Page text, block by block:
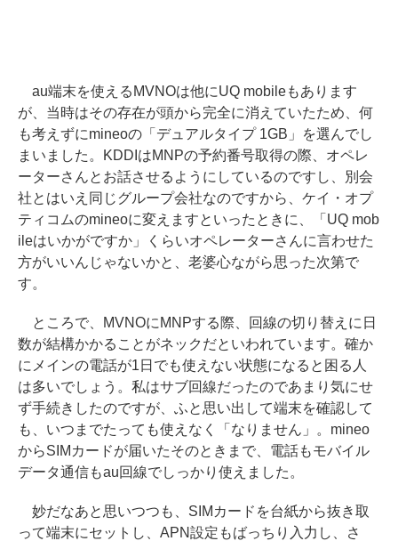
au端末を使えるMVNOは他にUQ mobileもあります
が、当時はその存在が頭から完全に消えていたため、何
も考えずにmineoの「デュアルタイプ 1GB」を選んでし
まいました。KDDIはMNPの予約番号取得の際、オペレ
ーターさんとお話させるようにしているのですし、別会
社とはいえ同じグループ会社なのですから、ケイ・オプ
ティコムのmineoに変えますといったときに、「UQ mob
ileはいかがですか」くらいオペレーターさんに言わせた
方がいいんじゃないかと、老婆心ながら思った次第で
す。
ところで、MVNOにMNPする際、回線の切り替えに日
数が結構かかることがネックだといわれています。確か
にメインの電話が1日でも使えない状態になると困る人
は多いでしょう。私はサブ回線だったのであまり気にせ
ず手続きしたのですが、ふと思い出して端末を確認して
も、いつまでたっても使えなく「なりません」。mineo
からSIMカードが届いたそのときまで、電話もモバイル
データ通信もau回線でしっかり使えました。
妙だなあと思いつつも、SIMカードを台紙から抜き取
って端末にセットし、APN設定もばっちり入力し、さ